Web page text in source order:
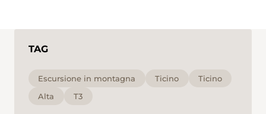
TAG
Escursione in montagna Ticino
Ticino
Alta
T3